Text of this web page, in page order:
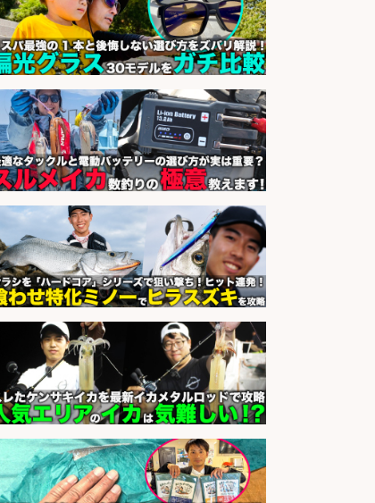
ッフ/未経験歓迎×残業少なめ×車通
勤OK/鹿児島県/志布志市
会社名 株式会社ホットスタッフ鹿児島
sponsored by 求人ボックス
倉庫での釣り用品の軽作業スタッ
フ/未経験歓迎/交通費支給/制服貸
与/正社員登用あり
会社名 株式会社REnista
sponsored by 求人ボックス
和食, 日本料理・懐石料理/店長・店
長候補/旬と手作りにこだわる!さか
なの価値を上げ、地域を元気に!店長
候補募集
会社名 博多 華吉 博多 華吉
sponsored by 求人ボックス
さらに求人情報を見る